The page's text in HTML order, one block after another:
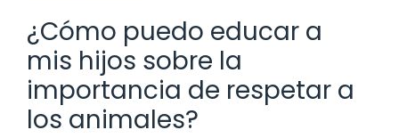
¿Cómo puedo educar a
mis hijos sobre la
importancia de respetar a
los animales?